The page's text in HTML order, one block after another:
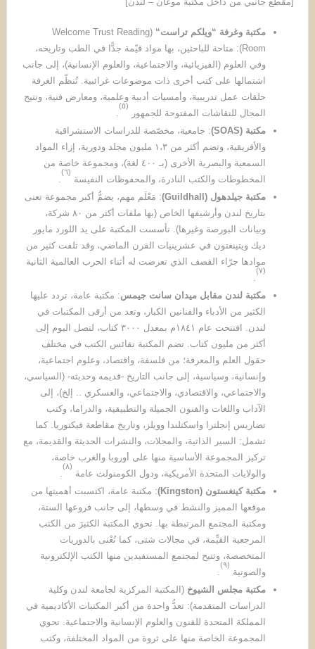
مكتبة وغرفة “ويلكم تراست“
(Welcome Trust Reading
Room): متاحة للباحثين، بها مواد قيّمة جدًّا في الطب وتاريخه،
وفي العلوم (الفيزيائية، والاجتماعية، والعلوم الإنسانية)، إلى جانب
اشتمالها على كتب أخرى ذات موضوعات غرائبية. تُنظّم الغرفة
حلقات عمل تدريبية، وأمسيات أدبية وعلمية، ومعارض فنية، وتتيح
المجال للنقاشات المفتوحة للجمهور
(٥)
مكتبة (SOAS)
: جامعية، مخصّصة للدراسات الاستشراقية
والأفريقية، وتضم أكثر من ١،٣ مليون مجلد ودورية، إزاء المواد
السمعية والبصرية الأخرى (بـ ٤٠٠ لغة)، ومجموعة خاصة من
المخطوطات والكتب النادرة، والمحفوظات النفيسة
(٦)
مكتبة جيلدهول (Guildhall)
: مَعْلَم مهم، يضمُّ أكبر مجموعة تعنى
بتاريخ لندن وأرشيفها الخاص (بها ملفات أكثر من ٨٠ شركة،
وبيانات البورصة وغيرها). تأسست المكتبة على يد اللورد مايور
ديك ويتينغتون في عشرينيات القرن الماضي، وقد تلفت كثير من
موادها جرّاء القصف الذي تعرضت له أثناء الحرب العالمية الثانية
(٧)
مكتبة لندن مقابل ميدان سانت جيمس: مكتبة عامة، تردد عليها
الكثير من الأدباء والفنانين الكبار، وتعد من أرقى المكتبات في
لندن. افتتحت عام ١٨٤١م بمعدل ٣٠٠٠ كتاب، لتصل اليوم إلى
أكثر من مليون كتاب. تضم المكتبة نفائس الكتب في مختلف
حقول العلم والمعرفة؛ من فلسفة، واقتصاد، وعلوم اجتماعية،
وإنسانية، وسياسية، إلى جانب التاريخ -قديمه وحديثه- (السياسي،
والاجتماعي، والاقتصادي، والاجتماعي، والعسكري .. إلخ)، إلى
الآداب واللغات والفنون الجميلة والتطبيقية، والدراما، وكتب
تضاريس إنجلترا واسكتلندا وويلز، وتاريخ مقاطعة فيكتوريا. كما
تشمل: السير الذاتية، والمجلات، والنشرات الحديثة والقديمة، مع
تركيز المجموعة الأساسية منها على أوروبا والغرب خاصة،
والولايات المتحدة الأمريكية، ودول الكومنولث عامة
(٨)
مكتبة كينغستون (Kingston)
: مكتبة عامة، اكتسبت أهميتها من
موقعها المميز والنشط في وسطها، إلى جانب فروعها الستة،
ومكتبة المجتمع المرتبطة بها. تحوي المكتبة الكثيرَ من الكتب
المرجعية القيِّمة، في مجالات شتى، كما تُعْنى بالدوريات
المتخصصة، وتتيح لمجتمع المستفيدين منها الكتب الإلكترونية
والصوتية
(٩)
مكتبة مجلس الشيوخ (المكتبة المركزية لجامعة لندن وكلية
الدراسات المتقدمة): تعدُّ واحدة من أكبر المكتبات الأكاديمية في
المملكة المتحدة للفنون والعلوم الإنسانية والاجتماعية. تحوي
المجموعة الخاصة منها على ثروة من المواد المختلفة، وكتب